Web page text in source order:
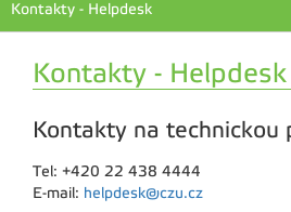
Kontakty - Helpdesk
Kontakty - Helpdesk
Kontakty na technickou
Tel: +420 22 438 4444
E-mail: helpdesk@czu.cz